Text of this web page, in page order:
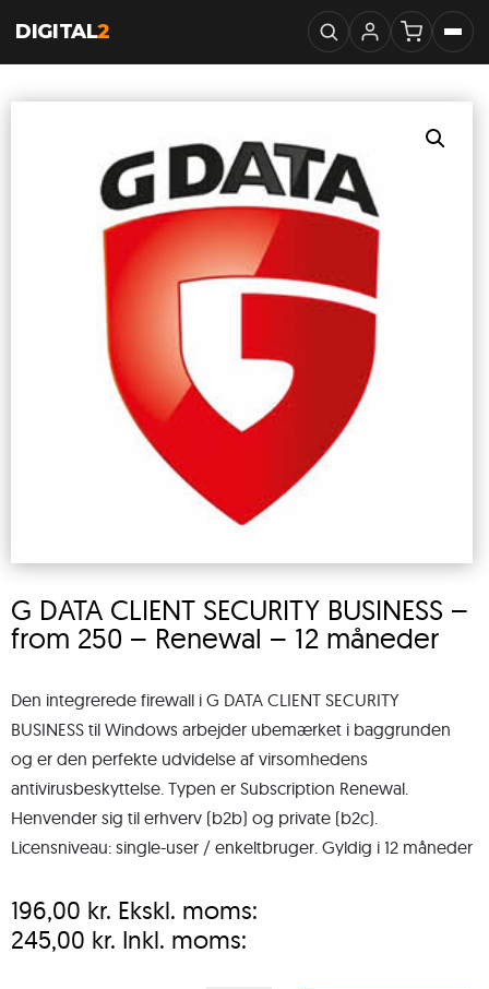
DIGITAL2
G DATA CLIENT SECURITY BUSINESS –
from 250 – Renewal – 12 måneder
Den integrerede firewall i G DATA CLIENT SECURITY
BUSINESS til Windows arbejder ubemærket i baggrunden
og er den perfekte udvidelse af virsomhedens
antivirusbeskyttelse. Typen er Subscription Renewal.
Henvender sig til erhverv (b2b) og private (b2c).
Licensniveau: single-user / enkeltbruger. Gyldig i 12 måneder
196,00 kr. Ekskl. moms:
245,00 kr. Inkl. moms: